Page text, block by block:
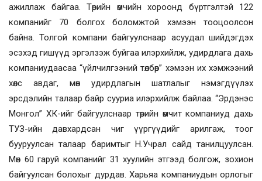
ажиллаж байгаа. Төрийн өмчийн хороонд бүртгэлтэй 122
компанийг 70 болгох боломжтой хэмээн тооцоолсон
байна. Толгой компани байгуулснаар асуудал шийдэгдэх
эсэхэд гишүүд эргэлзэж буйгаа илэрхийлж, удирдлага дахь
компаниудаасаа “үйлчилгээний төлбөр” хэмээн их хэмжээний
хөлс авдаг, мөн удирдлагын шатлалыг нэмэгдүүлэх
эрсдэлийн талаар байр сууриа илэрхийлж байлаа. “Эрдэнэс
Монгол” ХК-ийг байгуулснаар төрийн өмчит компаниуд дахь
ТУЗ-ийн давхардсан чиг үүргүүдийг арилгаж, тоог
бууруулсан талаар баримтыг Н.Учрал сайд танилцуулсан.
Мөн 60 гаруй компанийг 31 хуулийн этгээд болгож, зохион
байгуулсан болохыг дурдав. Харьяа компаниудын орлогыг